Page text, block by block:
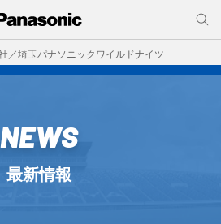
／埼玉パナソニックワイルドナイツ
NEWS
最新情報